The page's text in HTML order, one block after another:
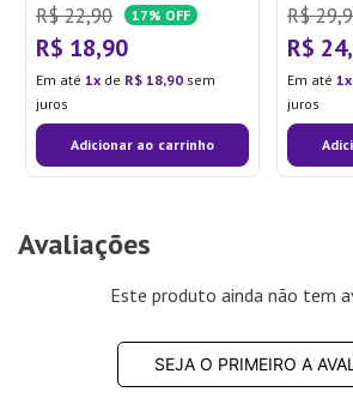
R$ 22,90 17% OFF
R$ 18,90
Em até 1 de R$ 18,90 sem
juros
Adicionar ao carrinho
R$ 29,
R$ 24,
Em até 1
juros
Avaliações
Este produto ainda não tem
SEJA O PRIMEIRO A